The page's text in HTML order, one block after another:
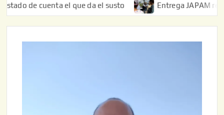
cuenta el que da el susto Entrega JAPAM